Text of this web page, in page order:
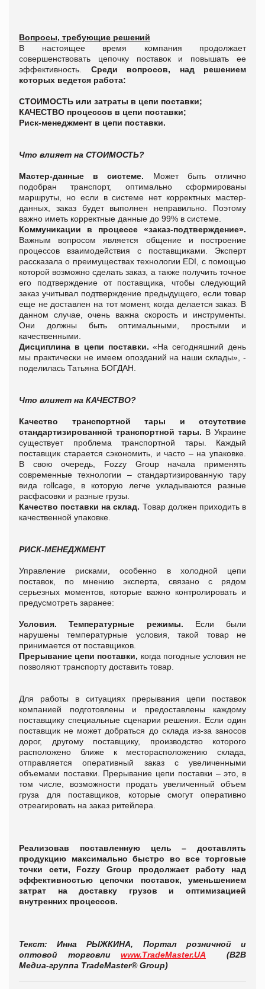
Вопросы, требующие решений
В настоящее время компания продолжает
совершенствовать цепочку поставок и повышать ее
эффективность.
Среди вопросов, над решением
которых ведется работа:
СТОИМОСТЬ или затраты в цепи поставки;
КАЧЕСТВО процессов в цепи поставки;
Риск-менеджмент в цепи поставки.
Что влияет на СТОИМОСТЬ?
Мастер-данные в системе. Может быть отлично
подобран транспорт, оптимально сформированы
маршруты, но если в системе нет корректных мастер-
данных, заказ будет выполнен неправильно. Поэтому
важно иметь корректные данные до 99% в системе.
Коммуникации в процессе «заказ-подтверждение».
Важным вопросом является общение и построение
процессов взаимодействия с поставщиками. Эксперт
рассказала о преимуществах технологии EDI, с помощью
которой возможно сделать заказ, а также получить точное
его подтверждение от поставщика, чтобы следующий
заказ учитывал подтверждение предыдущего, если товар
еще не доставлен на тот момент, когда делается заказ. В
данном случае, очень важна скорость и инструменты.
Они должны быть оптимальными, простыми и
качественными.
Дисциплина в цепи поставки.«На сегодняшний день
мы практически не имеем опозданий на наши склады», -
поделилась Татьяна БОГДАН.
Что влияет на КАЧЕСТВО?
Качество транспортной тары и отсутствие
стандартизированной транспортной тары. В Украине
существует проблема транспортной тары. Каждый
поставщик старается сэкономить, и часто – на упаковке.
В свою очередь, Fozzy Group начала применять
современные технологии – стандартизированную тару
вида rollcage, в которую легче укладываются разные
расфасовки и разные грузы.
Качество поставки на склад. Товар должен приходить в
качественной упаковке.
РИСК-МЕНЕДЖМЕНТ
Управление рисками, особенно в холодной цепи
поставок, по мнению эксперта, связано с рядом
серьезных моментов, которые важно контролировать и
предусмотреть заранее:
Условия. Температурные режимы. Если были
нарушены температурные условия, такой товар не
принимается от поставщиков.
Прерывание цепи поставки, когда погодные условия не
позволяют транспорту доставить товар.
Для работы в ситуациях прерывания цепи поставок
компанией подготовлены и предоставлены каждому
поставщику специальные сценарии решения. Если один
поставщик не может добраться до склада из-за заносов
дорог, другому поставщику, производство которого
расположено ближе к месторасположению склада,
отправляется оперативный заказ с увеличенными
объемами поставки. Прерывание цепи поставки – это, в
том числе, возможности продать увеличенный объем
груза для поставщиков, которые смогут оперативно
отреагировать на заказ ритейлера.
Реализовав поставленную цель – доставлять
продукцию максимально быстро во все торговые
точки сети, Fozzy Group продолжает работу над
эффективностью цепочки поставок, уменьшением
затрат на доставку грузов и оптимизацией
внутренних процессов.
Текст: Инна РЫЖКИНА, Портал розничной и
оптовой торговли www.TradeMaster.UA
(В2В
Медиа-группа TradeMaster®Group)